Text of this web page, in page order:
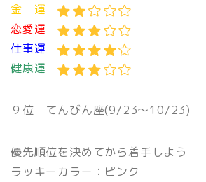
金 運
恋愛運
仕事運
健康運
９位 てんびん座(9/23〜10/23)
優先順位を決めてから着手しよう
ラッキーカラー：ピンク